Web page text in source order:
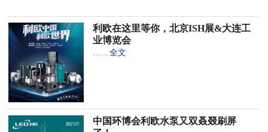
利欧在这里等你，北京ISH展&大连工
业博览会
全文
中国环博会利欧水泵又双叒叕刷屏